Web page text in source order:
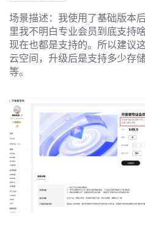
个
人
页
我
开
发
者
场景描述：我使用了基础版本
里我不明白专业会员到底支持
现在也都是支持的。所以建议
云空间，升级后是支持多少存
等。